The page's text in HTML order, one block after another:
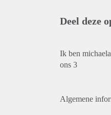
Deel deze
Ik ben
ons 3
Algemene